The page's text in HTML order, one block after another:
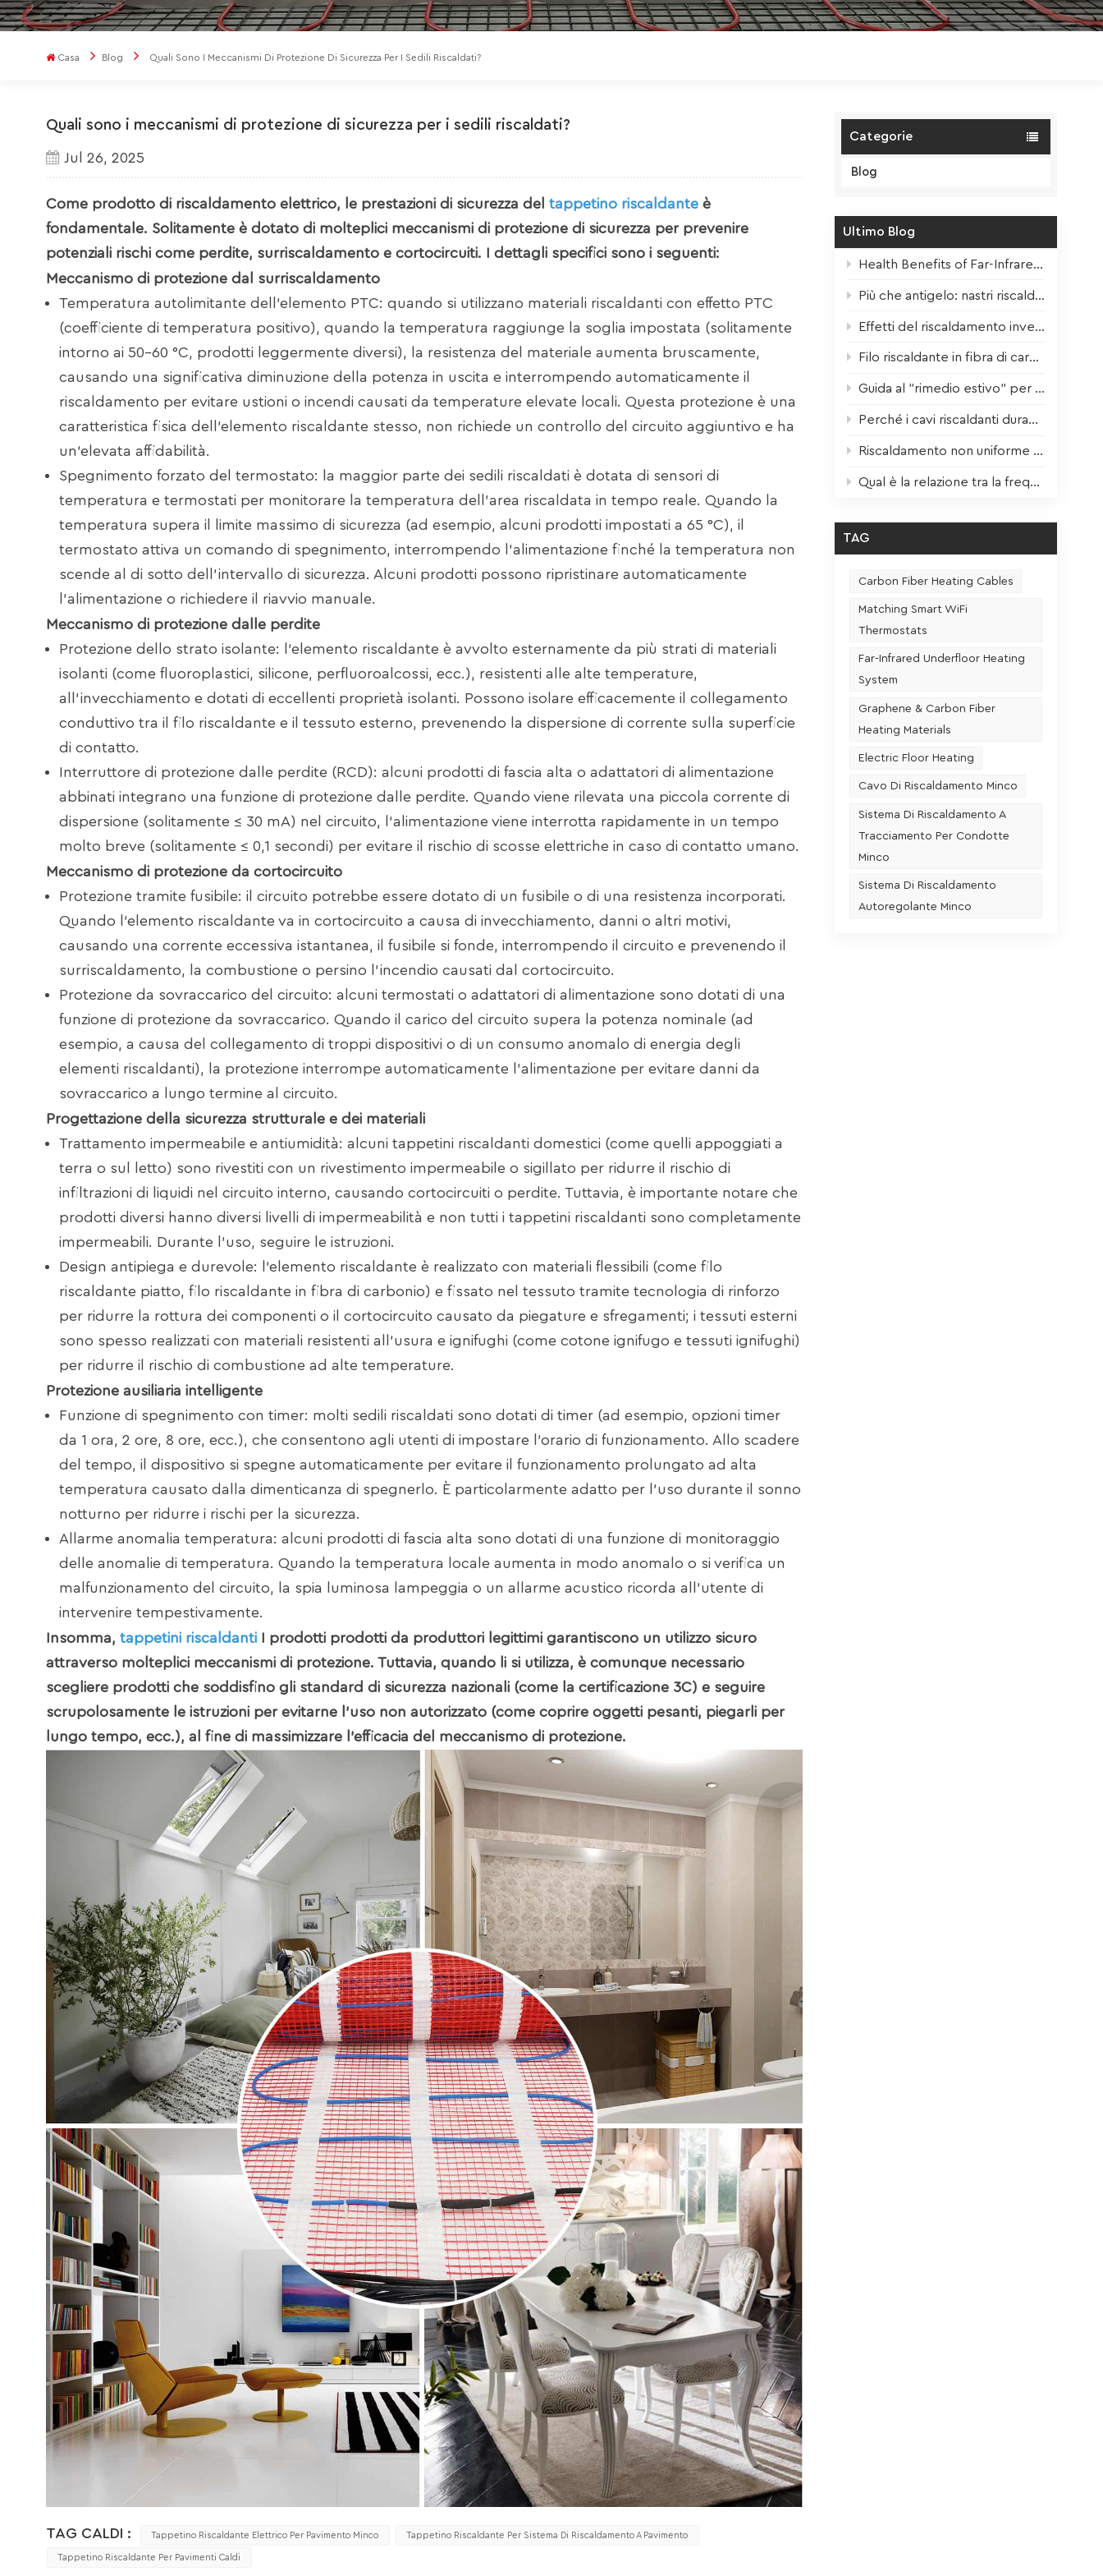
Polski
Casa Blog Quali Sono I Meccanismi Di Protezione Di Sicurezza Per I Sedili Riscaldati?
Categorie
Blog
Ultimo Blog
Health Benefits of Far-Infrared Underfloor Heating
Più che antigelo: nastri riscaldanti per tutte le stagioni.
Effetti del riscaldamento invernale sulle piante da interno + consigli per la sopravvivenza
Filo riscaldante in fibra di carbonio: nucleo ad alte prestazioni per il moderno riscaldamento elettrico a pavimento.
Guida al "rimedio estivo" per gli impianti di riscaldamento: manutenzione scientifica per prestazioni ottimali il prossimo inverno.
Perché i cavi riscaldanti durano 3 volte di più? Il fattore chiave finalmente svelato!
Riscaldamento non uniforme della pellicola riscaldante? Un solo passaggio per risolvere il problema!
Qual è la relazione tra la frequenza di utilizzo e la durata di un sedile riscaldato?
TAG
Carbon Fiber Heating Cables
Matching Smart WiFi
Thermostats
Far-Infrared Underfloor Heating
System
Graphene & Carbon Fiber
Heating Materials
Electric Floor Heating
Cavo Di Riscaldamento Minco
Sistema Di Riscaldamento A
Tracciamento Per Condotte
Minco
Sistema Di Riscaldamento
Autoregolante Minco
Quali sono i meccanismi di protezione di sicurezza per i sedili riscaldati?
Jul 26, 2025
Come prodotto di riscaldamento elettrico, le prestazioni di sicurezza del tappetino riscaldanteè
fondamentale. Solitamente è dotato di molteplici meccanismi di protezione di sicurezza per prevenire
potenziali rischi come perdite, surriscaldamento e cortocircuiti. I dettagli specifici sono i seguenti:
Meccanismo di protezione dal surriscaldamento
Temperatura autolimitante dell'elemento PTC: quando si utilizzano materiali riscaldanti con effetto PTC
(coefficiente di temperatura positivo), quando la temperatura raggiunge la soglia impostata (solitamente
intorno ai 50-60 °C, prodotti leggermente diversi), la resistenza del materiale aumenta bruscamente,
causando una significativa diminuzione della potenza in uscita e interrompendo automaticamente il
riscaldamento per evitare ustioni o incendi causati da temperature elevate locali. Questa protezione è una
caratteristica fisica dell'elemento riscaldante stesso, non richiede un controllo del circuito aggiuntivo e ha
un'elevata affidabilità.
Spegnimento forzato del termostato: la maggior parte dei sedili riscaldati è dotata di sensori di
temperatura e termostati per monitorare la temperatura dell'area riscaldata in tempo reale. Quando la
temperatura supera il limite massimo di sicurezza (ad esempio, alcuni prodotti impostati a 65 °C), il
termostato attiva un comando di spegnimento, interrompendo l'alimentazione finché la temperatura non
scende al di sotto dell'intervallo di sicurezza. Alcuni prodotti possono ripristinare automaticamente
l'alimentazione o richiedere il riavvio manuale.
Meccanismo di protezione dalle perdite
Protezione dello strato isolante: l'elemento riscaldante è avvolto esternamente da più strati di materiali
isolanti (come fluoroplastici, silicone, perfluoroalcossi, ecc.), resistenti alle alte temperature,
all'invecchiamento e dotati di eccellenti proprietà isolanti. Possono isolare efficacemente il collegamento
conduttivo tra il filo riscaldante e il tessuto esterno, prevenendo la dispersione di corrente sulla superficie
di contatto.
Interruttore di protezione dalle perdite (RCD): alcuni prodotti di fascia alta o adattatori di alimentazione
abbinati integrano una funzione di protezione dalle perdite. Quando viene rilevata una piccola corrente di
dispersione (solitamente ≤ 30 mA) nel circuito, l'alimentazione viene interrotta rapidamente in un tempo
molto breve (solitamente ≤ 0,1 secondi) per evitare il rischio di scosse elettriche in caso di contatto umano.
Meccanismo di protezione da cortocircuito
Protezione tramite fusibile: il circuito potrebbe essere dotato di un fusibile o di una resistenza incorporati.
Quando l'elemento riscaldante va in cortocircuito a causa di invecchiamento, danni o altri motivi,
causando una corrente eccessiva istantanea, il fusibile si fonde, interrompendo il circuito e prevenendo il
surriscaldamento, la combustione o persino l'incendio causati dal cortocircuito.
Protezione da sovraccarico del circuito: alcuni termostati o adattatori di alimentazione sono dotati di una
funzione di protezione da sovraccarico. Quando il carico del circuito supera la potenza nominale (ad
esempio, a causa del collegamento di troppi dispositivi o di un consumo anomalo di energia degli
elementi riscaldanti), la protezione interrompe automaticamente l'alimentazione per evitare danni da
sovraccarico a lungo termine al circuito.
Progettazione della sicurezza strutturale e dei materiali
Trattamento impermeabile e antiumidità: alcuni tappetini riscaldanti domestici (come quelli appoggiati a
terra o sul letto) sono rivestiti con un rivestimento impermeabile o sigillato per ridurre il rischio di
infiltrazioni di liquidi nel circuito interno, causando cortocircuiti o perdite. Tuttavia, è importante notare che
prodotti diversi hanno diversi livelli di impermeabilità e non tutti i tappetini riscaldanti sono completamente
impermeabili. Durante l'uso, seguire le istruzioni.
Design antipiega e durevole: l'elemento riscaldante è realizzato con materiali flessibili (come filo
riscaldante piatto, filo riscaldante in fibra di carbonio) e fissato nel tessuto tramite tecnologia di rinforzo
per ridurre la rottura dei componenti o il cortocircuito causato da piegature e sfregamenti; i tessuti esterni
sono spesso realizzati con materiali resistenti all'usura e ignifughi (come cotone ignifugo e tessuti ignifughi)
per ridurre il rischio di combustione ad alte temperature.
Protezione ausiliaria intelligente
Funzione di spegnimento con timer: molti sedili riscaldati sono dotati di timer (ad esempio, opzioni timer
da 1 ora, 2 ore, 8 ore, ecc.), che consentono agli utenti di impostare l'orario di funzionamento. Allo scadere
del tempo, il dispositivo si spegne automaticamente per evitare il funzionamento prolungato ad alta
temperatura causato dalla dimenticanza di spegnerlo. È particolarmente adatto per l'uso durante il sonno
notturno per ridurre i rischi per la sicurezza.
Allarme anomalia temperatura: alcuni prodotti di fascia alta sono dotati di una funzione di monitoraggio
delle anomalie di temperatura. Quando la temperatura locale aumenta in modo anomalo o si verifica un
malfunzionamento del circuito, la spia luminosa lampeggia o un allarme acustico ricorda all'utente di
intervenire tempestivamente.
Insomma, tappetini riscaldantiI prodotti prodotti da produttori legittimi garantiscono un utilizzo sicuro
attraverso molteplici meccanismi di protezione. Tuttavia, quando li si utilizza, è comunque necessario
scegliere prodotti che soddisfino gli standard di sicurezza nazionali (come la certificazione 3C) e seguire
scrupolosamente le istruzioni per evitarne l'uso non autorizzato (come coprire oggetti pesanti, piegarli per
lungo tempo, ecc.), al fine di massimizzare l'efficacia del meccanismo di protezione.
TAG CALDI : Tappetino Riscaldante Elettrico Per Pavimento Minco Tappetino Riscaldante Per Sistema Di Riscaldamento A Pavimento
Tappetino Riscaldante Per Pavimenti Caldi